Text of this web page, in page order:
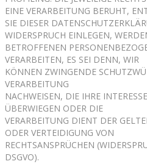
EINE VERARBEITUNG BERUHT,
SIE DIESER
WIDERSPRUCH EINLEGEN,
BETROFFENEN
VERARBEITEN, ES SEI DENN, WIR
KÖNNEN ZWINGENDE
VERARBEITUNG
NACHWEISEN, DIE IHRE
ÜBERWIEGEN ODER DIE
VERARBEITUNG DIENT DER
ODER VERTEIDIGUNG VON
RECHTSANSPRÜCHEN
DSGVO).